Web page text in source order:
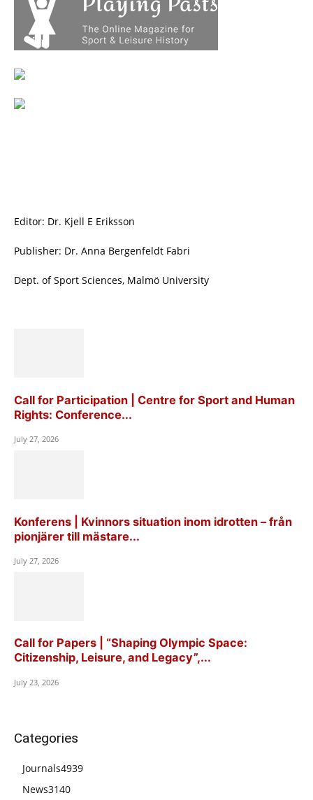
Editor: Dr. Kjell E Eriksson
Publisher: Dr. Anna Bergenfeldt Fabri
Dept. of Sport Sciences, Malmö University
Call for Participation | Centre for Sport and Human
Rights: Conference...
July 27, 2026
Konferens | Kvinnors situation inom idrotten – från
pionjärer till mästare...
July 27, 2026
Call for Papers | “Shaping Olympic Space:
Citizenship, Leisure, and Legacy”,...
July 23, 2026
Categories
Journals4939
News3140